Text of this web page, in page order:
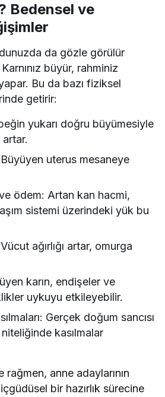
Bedensel ve
da gözle görülür
büyür, rahminiz
Bu da bazı fiziksel
getirir:
yukarı doğru büyümesiyle
Büyüyen uterus mesaneye
ödem: Artan kan hacmi,
sistemi üzerindeki yük bu
ağırlığı artar, omurga
karın, endişeler ve
uykuyu etkileyebilir.
Gerçek doğum sancısı
niteliğinde kasılmalar
anne adaylarının
bir hazırlık sürecine